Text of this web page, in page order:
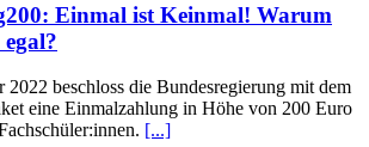
Einmal ist Keinmal! Warum
2022 beschloss die Bundesregierung mit dem
eine Einmalzahlung in Höhe von 200 Euro
[...]